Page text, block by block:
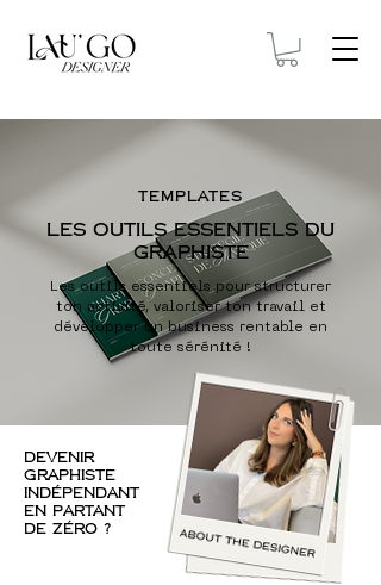
TEMPLATES
Les outils essentiels du
GRAPHISTE
Les outils essentiels pour structurer
ton activité, valoriser ton travail et
développer un business rentable en
toute sérénité !
Devenir
graphiste
indépendant
en partant
de zéro ?